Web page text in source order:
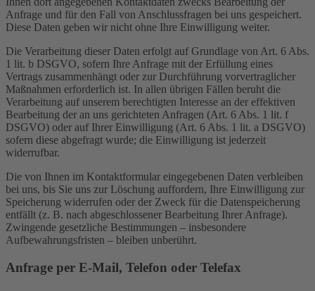
Anfrage und für den Fall von Anschlussfragen bei uns gespeichert.
Diese Daten geben wir nicht ohne Ihre Einwilligung weiter.
Die Verarbeitung dieser Daten erfolgt auf Grundlage von Art. 6 Abs.
1 lit. b DSGVO, sofern Ihre Anfrage mit der Erfüllung eines
Vertrags zusammenhängt oder zur Durchführung vorvertraglicher
Maßnahmen erforderlich ist. In allen übrigen Fällen beruht die
Verarbeitung auf unserem berechtigten Interesse an der effektiven
Bearbeitung der an uns gerichteten Anfragen (Art. 6 Abs. 1 lit. f
DSGVO) oder auf Ihrer Einwilligung (Art. 6 Abs. 1 lit. a DSGVO)
sofern diese abgefragt wurde; die Einwilligung ist jederzeit
widerrufbar.
Die von Ihnen im Kontaktformular eingegebenen Daten verbleiben
bei uns, bis Sie uns zur Löschung auffordern, Ihre Einwilligung zur
Speicherung widerrufen oder der Zweck für die Datenspeicherung
entfällt (z. B. nach abgeschlossener Bearbeitung Ihrer Anfrage).
Zwingende gesetzliche Bestimmungen – insbesondere
Aufbewahrungsfristen – bleiben unberührt.
Anfrage per E-Mail, Telefon oder Telefax